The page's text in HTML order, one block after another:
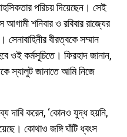
পরিচয় দিয়েছেন। সেই
শনিবার ও রবিবার রাজ্যের
বীরত্বকে সম্মান
ওই কর্মসূচিতে। ফিরহাদ জানান,
স্যালুট জানাতে আমি নিজে
দাবি করেন, ‘কোনও যুদ্ধ হয়নি,
কোথাও জঙ্গি ঘাঁটি ধ্বংস